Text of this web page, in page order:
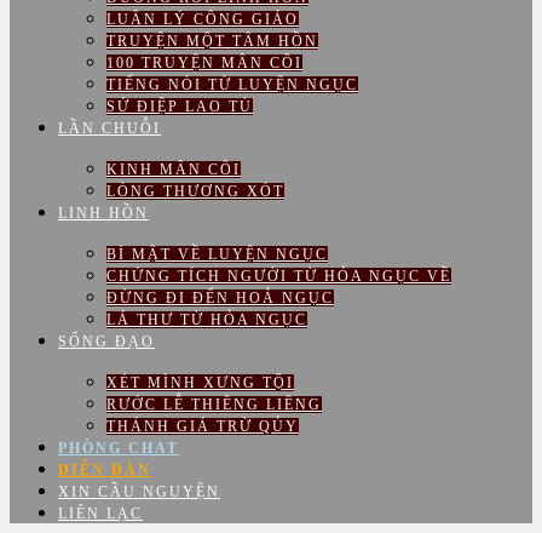
LUÂN LÝ CÔNG GIÁO
TRUYỆN MỘT TÂM HỒN
100 TRUYỆN MÂN CÔI
TIẾNG NÓI TỪ LUYỆN NGỤC
SỨ ĐIỆP LAO TÙ
LẦN CHUỖI
KINH MÂN CÔI
LÒNG THƯƠNG XÓT
LINH HỒN
BÍ MẬT VỀ LUYỆN NGỤC
CHỨNG TÍCH NGƯỜI TỪ HỎA NGỤC VỀ
ĐỪNG ĐI ĐẾN HOẢ NGỤC
LÁ THƯ TỪ HỎA NGỤC
SỐNG ĐẠO
XÉT MÌNH XƯNG TỘI
RƯỚC LỄ THIÊNG LIÊNG
THÁNH GIÁ TRỪ QỦY
PHÒNG CHAT
DIỄN ĐÀN
XIN CẦU NGUYỆN
LIÊN LẠC